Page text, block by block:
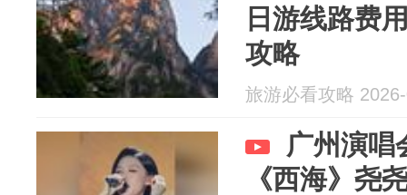
日游线路费
攻略
旅游必看攻略
广州演唱
《西海》尧